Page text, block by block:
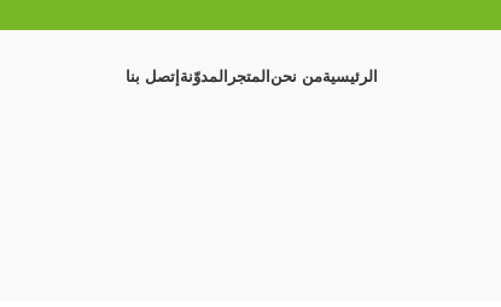
الرئيسيةمن نحن المتجر المدوّنة إتصل بنا